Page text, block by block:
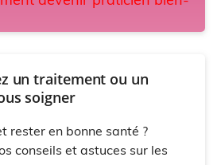
un traitement ou un
soigner
rester en bonne santé ?
conseils et astuces sur les